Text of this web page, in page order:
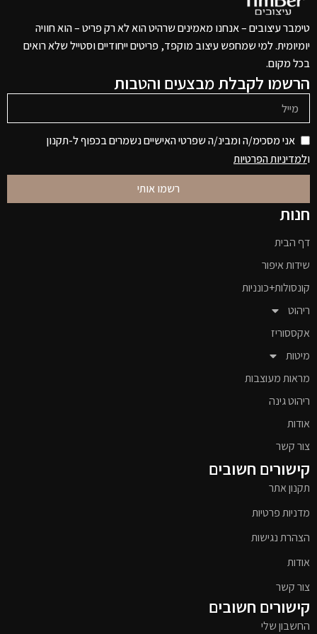
טימבר עיצובים – אנחנו מאמינים שרהיט הוא לא רק פריט – הוא חוויה
יומיומית. למי שמחפש עיצוב מוקפד, פריטים ייחודיים וסטייל שלא רואים
בכל מקום.
הרשמו לקבלת מבצעים והטבות
אני מסכימ/ה ומבינ/ה שפרטי האישיים נשמרים בכפוף ל-תקנון
ולמדיניות הפרטיות
רשמו אותי
חנות
דף הבית
שידות איפור
קונסולות+כונניות
ריהוט
אקססוריז
מיטות
מראות מעוצבות
ריהוט גינה
אודות
צור קשר
קישורים חשובים
תקנון אתר
מדניות פרטיות
הצהרת נגישות
אודות
צור קשר
קישורים חשובים
החשבון שלי